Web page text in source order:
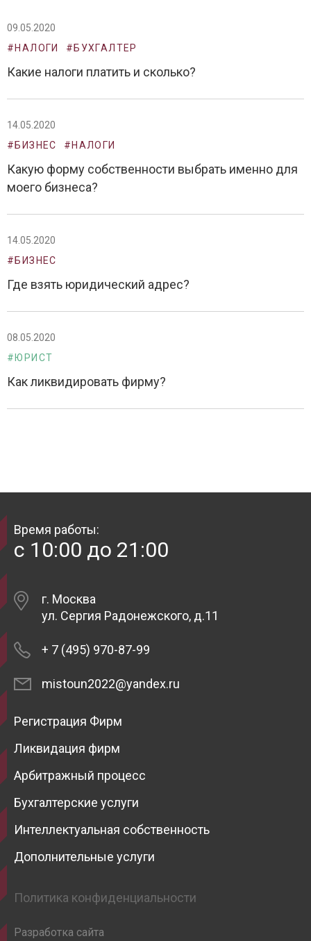
09.05.2020
#НАЛОГИ
#БУХГАЛТЕР
Какие налоги платить и сколько?
14.05.2020
#БИЗНЕС
#НАЛОГИ
Какую форму собственности выбрать именно для
моего бизнеса?
14.05.2020
#БИЗНЕС
Где взять юридический адрес?
08.05.2020
#ЮРИСТ
Как ликвидировать фирму?
Время работы:
с 10:00 до 21:00
г. Москва
ул. Сергия Радонежского, д.11
+ 7 (495) 970-87-99
mistoun2022@yandex.ru
Регистрация Фирм
Ликвидация фирм
Арбитражный процесс
Бухгалтерские услуги
Интеллектуальная собственность
Дополнительные услуги
Политика конфиденциальности
Разработка сайта